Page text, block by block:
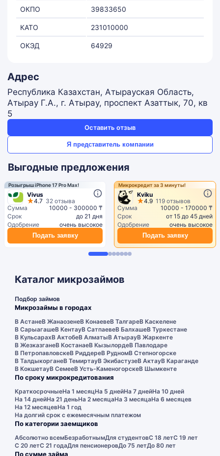
ОКПО 39833650
КАТО 231010000
ОКЭД 64929
Адрес
Республика Казахстан, Атырауская Область,
Атырау Г.А., г. Атырау, проспект Азаттык, 70, кв
5
Оставить отзыв
Я представитель компании
Выгодные предложения
Розыгрыш iPhone 17 Pro Max!
Vivus
4.7 32 отзыва
Сумма
10000 - 300000 ₸
Срок
до 21 дня
Одобрение
очень высокое
Подать заявку
Микрокредит за 3 минуты!
Kviku
4.9 119 отзывов
Сумма
10000 - 170000 ₸
Срок
от 15 до 45 дней
Одобрение
очень высокое
Подать заявку
Каталог микрозаймов
Подбор займов
Микрозаймы в городах
В АстанеВ ЖанаозенеВ КонаевеВ ТалгареВ Каскелене
В СарыагашеВ КентауВ СатпаевеВ БалхашеВ Туркестане
В КульсарахВ АктобеВ АлматыВ АтырауВ Жаркенте
В ЖезказганеВ КостанаеВ КызылордеВ Павлодаре
В ПетропавловскеВ РиддереВ РудномВ Степногорске
В ТалдыкорганеВ ТемиртауВ ЭкибастузеВ АктауВ Караганде
В КокшетауВ СемееВ Усть-КаменогорскеВ Шымкенте
По сроку микрокредитования
КраткосрочныеНа 1 месяцНа 5 днейНа 7 днейНа 10 дней
На 14 днейНа 21 деньНа 2 месяцаНа 3 месяцаНа 6 месяцев
На 12 месяцевНа 1 год
На долгий срок с ежемесячным платежом
По категории заемщиков
Абсолютно всемБезработнымДля студентовС 18 летС 19 лет
С 20 летС 21 годаДля пенсионеровДо 75 летДо 80 лет
По сумме займа